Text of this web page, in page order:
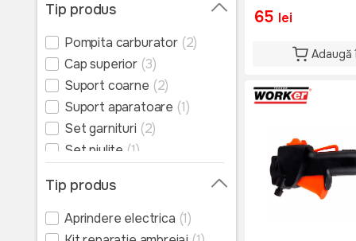
Produse pentru gazon
Tip produs
Pompita carburator (2)
Cap superior (3)
Suport coarne (2)
Suport aparatoare (1)
Set garnituri (2)
Set piulite (1)
Bujie (3)
Starter (10)
Set cilindru (3)
Tip produs
Aprindere electrica (1)
65 lei
Adaugă